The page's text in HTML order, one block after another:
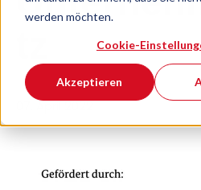
werden möchten.
Cookie-
Akzeptieren
07. April 2022